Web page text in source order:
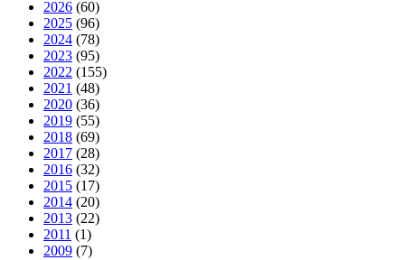
2026 (60)
2025 (96)
2024 (78)
2023 (95)
2022 (155)
2021 (48)
2020 (36)
2019 (55)
2018 (69)
2017 (28)
2016 (32)
2015 (17)
2014 (20)
2013 (22)
2011 (1)
2009 (7)